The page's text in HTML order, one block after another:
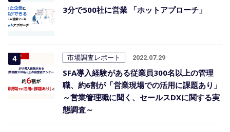
3分で500社に営業 「ホットアプローチ」
市場調査レポート 2022.07.29
SFA導入経験がある従業員300名以上の管理
職、約6割が「営業現場での活用に課題あり」
～営業管理職に聞く、セールスDXに関する実
態調査～